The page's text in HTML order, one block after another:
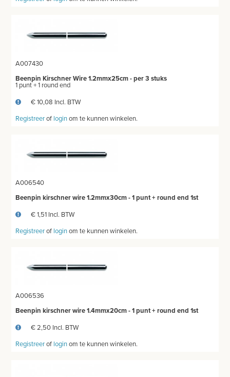
A007430
Beenpin Kirschner Wire 1.2mmx25cm - per 3 stuks
1 punt + 1 round end
€ 10,08 Incl. BTW
Registreerof loginom te kunnen winkelen.
A006540
Beenpin kirschner wire 1.2mmx30cm - 1 punt + round end 1st
€ 1,51 Incl. BTW
Registreerof loginom te kunnen winkelen.
A006536
Beenpin kirschner wire 1.4mmx20cm - 1 punt + round end 1st
€ 2,50 Incl. BTW
Registreerof loginom te kunnen winkelen.